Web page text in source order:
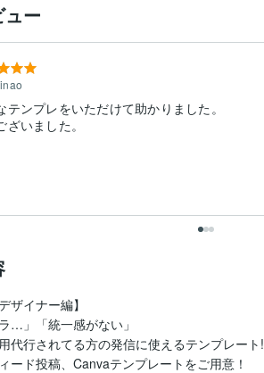
ー
テンプレをいただけて助かりました。
いました。
ザイナー編】
…」「統一感がない」
代行されてる方の発信に使えるテンプレート!
ード投稿、Canvaテンプレートをご用意！